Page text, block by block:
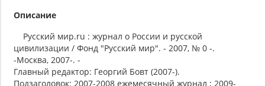
Описание
Русский мир.ru : журнал о России и русской
цивилизации / Фонд "Русский мир". - 2007, № 0 -.
-Москва, 2007-. -
Главный редактор: Георгий Бовт (2007-).
Подзаголовок: 2007-2008 ежемесячный журнал ; 2009-